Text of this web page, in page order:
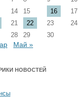
памятка
Группа ФВМиТЖ
ЭФ
ГПФ
ТТ
14 15 16 17
21 22 23 24
28 29 30
Май »
НОВОСТЕЙ